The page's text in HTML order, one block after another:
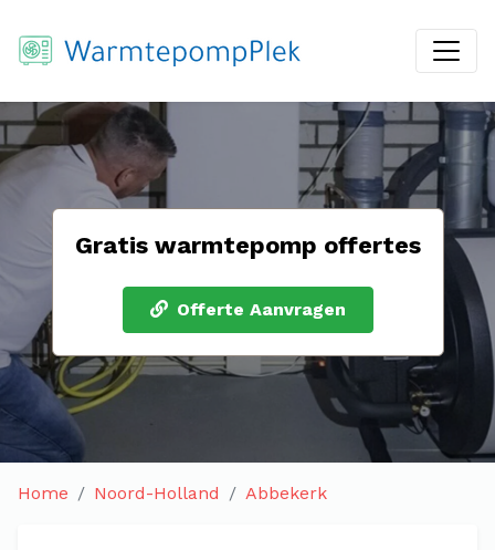
Gratis warmtepomp offertes
Offerte Aanvragen
Home Noord-Holland Abbekerk